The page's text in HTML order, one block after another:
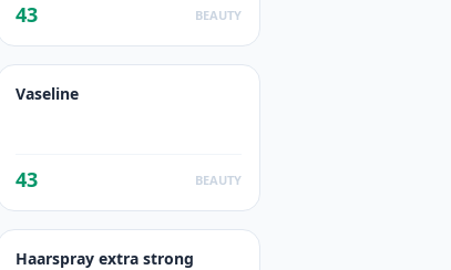
43 BEAUTY
Vaseline
43 BEAUTY
Haarspray extra strong